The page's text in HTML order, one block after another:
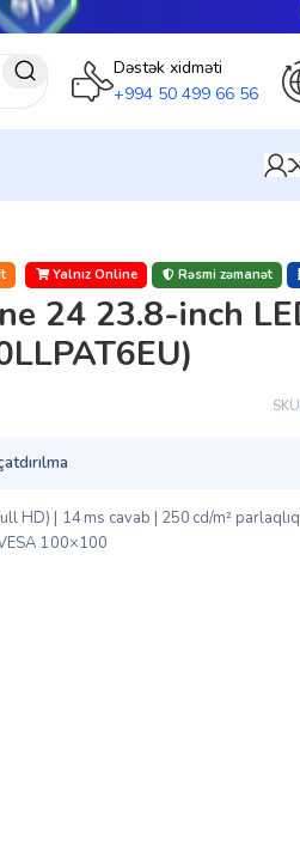
Dəstək xidməti
+994 50 499 66 56
Yalnız Online Rəsmi zəmanət
24 23.8-inch
HD) | 14 ms cavab | 250 cd/m²
100×100